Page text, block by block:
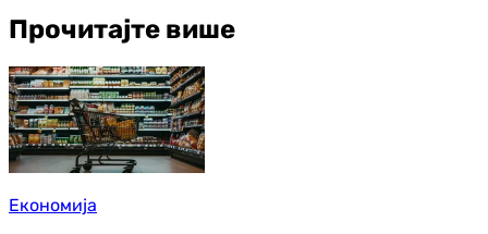
Прочитајте више
Економија